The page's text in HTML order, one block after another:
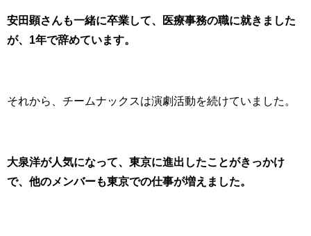
安田顕さんも一緒に卒業して、医療事務の職に就きました
が、1年で辞めています。
それから、チームナックスは演劇活動を続けていました。
大泉洋が人気になって、東京に進出したことがきっかけ
で、 他のメンバーも東京での仕事が増えました。